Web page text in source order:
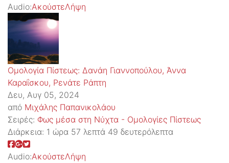
Audio:ΑκούστεΛήψη
Ομολογία Πίστεως: Δανάη Γιαννοπούλου, Άννα
Καραΐσκου, Ρενάτε Ράπτη
Δευ, Αυγ 05, 2024
από Μιχάλης Παπανικολάου
Σειρές: Φως μέσα στη Νύχτα - Ομολογίες Πίστεως
Διάρκεια: 1 ώρα 57 λεπτά 49 δευτερόλεπτα
Audio:ΑκούστεΛήψη